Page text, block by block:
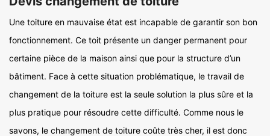
Une toiture en mauvaise état est incapable de garantir son bon
fonctionnement. Ce toit présente un danger permanent pour
certaine pièce de la maison ainsi que pour la structure d’un
bâtiment. Face à cette situation problématique, le travail de
changement de la toiture est la seule solution la plus sûre et la
plus pratique pour résoudre cette difficulté. Comme nous le
savons, le changement de toiture coûte très cher, il est donc